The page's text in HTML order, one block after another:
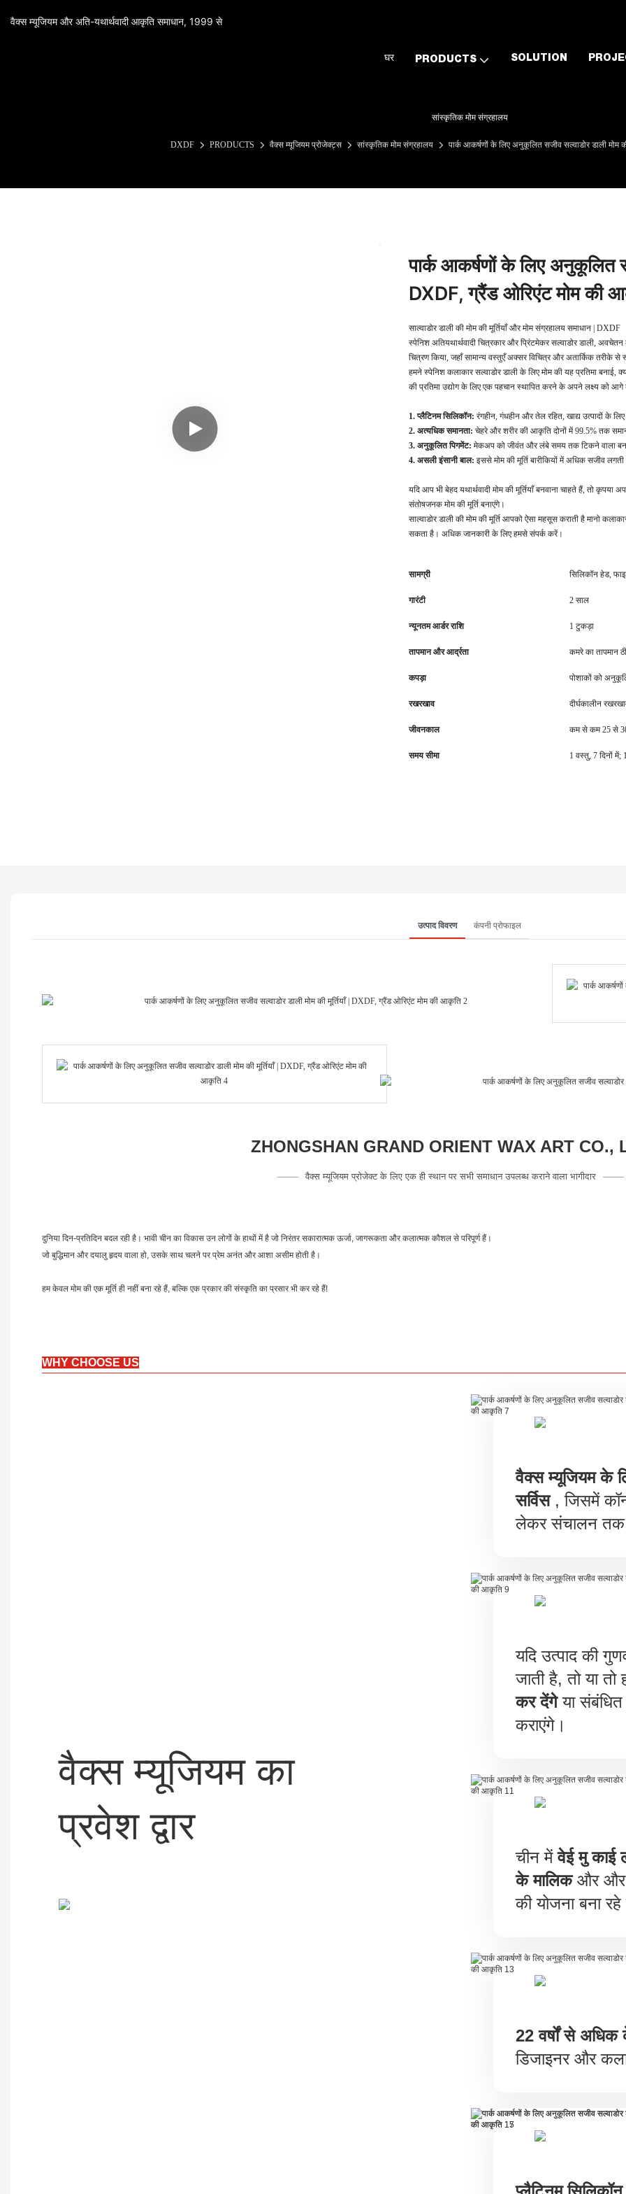
वैक्स म्यूजियम और अति-यथार्थवादी आकृति समाधान, 1999 से
घर PRODUCTS SOLUTION
सांस्कृतिक मोम संग्रहालय
DXDF PRODUCTS वैक्स म्यूजियम प्रोजेक्ट्स सांस्कृतिक मोम संग्रहालय पार्क आकर्षणों के लिए अनुकूलित सजीव सल्वाडोर डाली मोम
पार्क आकर्षणों के लिए अनुकूलित
DXDF, ग्रैंड ओरिएंट मोम की
साल्वाडोर डाली की मोम की मूर्तियाँ और मोम संग्रहालय समाधान | DXDF
स्पेनिश अतियथार्थवादी चित्रकार और प्रिंटमेकर सल्वाडोर डाली,
चित्रण किया, जहाँ सामान्य वस्तुएँ अक्सर विचित्र और अतार्किक तरीके से
हमने स्पेनिश कलाकार सल्वाडोर डाली के लिए मोम की यह प्रतिमा
की प्रतिमा उद्योग के लिए एक पहचान स्थापित करने के अपने लक्ष्य को
1. प्लैटिनम सिलिकॉन: रंगहीन, गंधहीन और तेल रहित, खाद्य उत्पादों के
2. अत्यधिक समानता: चेहरे और शरीर की आकृति दोनों में 99.5% तक
3. अनुकूलित पिगमेंट: मेकअप को जीवंत और लंबे समय तक टिकने वाला
4. असली इंसानी बाल: इससे मोम की मूर्ति बारीकियों में अधिक सजीव
यदि आप भी बेहद यथार्थवादी मोम की मूर्तियाँ बनवाना चाहते हैं, तो कृपया
संतोषजनक मोम की मूर्ति बनाएंगे।
साल्वाडोर डाली की मोम की मूर्ति आपको ऐसा महसूस कराती है मानो
सकता है। अधिक जानकारी के लिए हमसे संपर्क करें।
सामग्री सिलिकॉन हेड,
गारंटी 2 साल
न्यूनतम आर्डर राशि 1 टुकड़ा
तापमान और आर्द्रता कमरे का तापमान
कपड़ा पोशाकों को
रखरखाव दीर्घकालीन
जीवनकाल कम से कम 25 से 30
समय सीमा 1 वस्तु, 7 दिनों
उत्पाद विवरण कंपनी प्रोफाइल
ZHONGSHAN GRAND ORIENT WAX ART CO.,
वैक्स म्यूजियम प्रोजेक्ट के लिए एक ही स्थान पर सभी समाधान उपलब्ध कराने वाला भागीदार
दुनिया दिन-प्रतिदिन बदल रही है। भावी चीन का विकास उन लोगों के हाथों में है जो निरंतर सकारात्मक ऊर्जा, जागरूकता और कलात्मक कौशल से परिपूर्ण हैं।
जो बुद्धिमान और दयालु हृदय वाला हो, उसके साथ चलने पर प्रेम अनंत और आशा असीम होती है।
हम केवल मोम की एक मूर्ति ही नहीं बना रहे हैं, बल्कि एक प्रकार की संस्कृति का प्रसार भी कर रहे हैं!
WHY CHOOSE US
वैक्स म्यूजियम का
प्रवेश द्वार
वैक्स म्यूजियम के
सर्विस, जिसमें
लेकर संचालन तक
यदि उत्पाद की
जाती है, तो या
कर देंगेया संबंधित
कराएंगे।
चीन मेंवेई मु काई
के मालिकऔर और
की योजना बना
22 वर्षों से
डिजाइनर और